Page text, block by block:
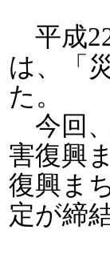
平成
は、「
た。
今回
害復興
復興ま
定が締